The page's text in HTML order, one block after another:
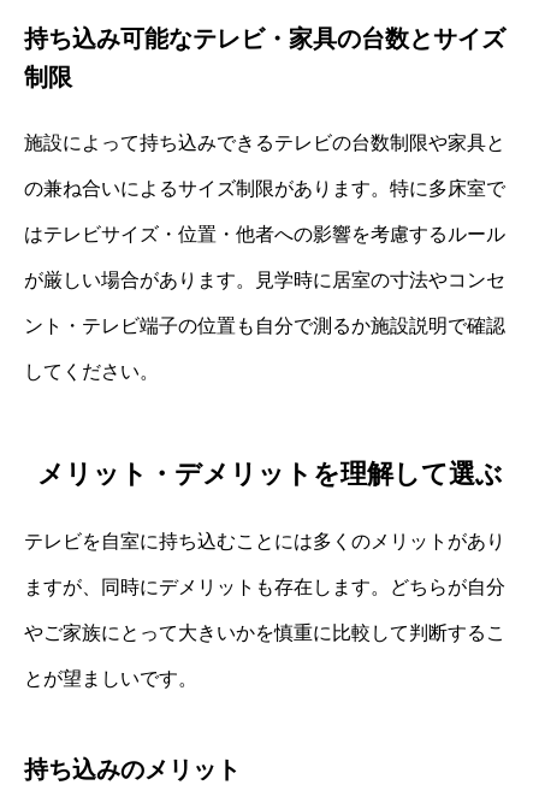
持ち込み可能なテレビ・家具の台数とサイズ
制限
施設によって持ち込みできるテレビの台数制限や家具と
の兼ね合いによるサイズ制限があります。特に多床室で
はテレビサイズ・位置・他者への影響を考慮するルール
が厳しい場合があります。見学時に居室の寸法やコンセ
ント・テレビ端子の位置も自分で測るか施設説明で確認
してください。
メリット・デメリットを理解して選ぶ
テレビを自室に持ち込むことには多くのメリットがあり
ますが、同時にデメリットも存在します。どちらが自分
やご家族にとって大きいかを慎重に比較して判断するこ
とが望ましいです。
持ち込みのメリット